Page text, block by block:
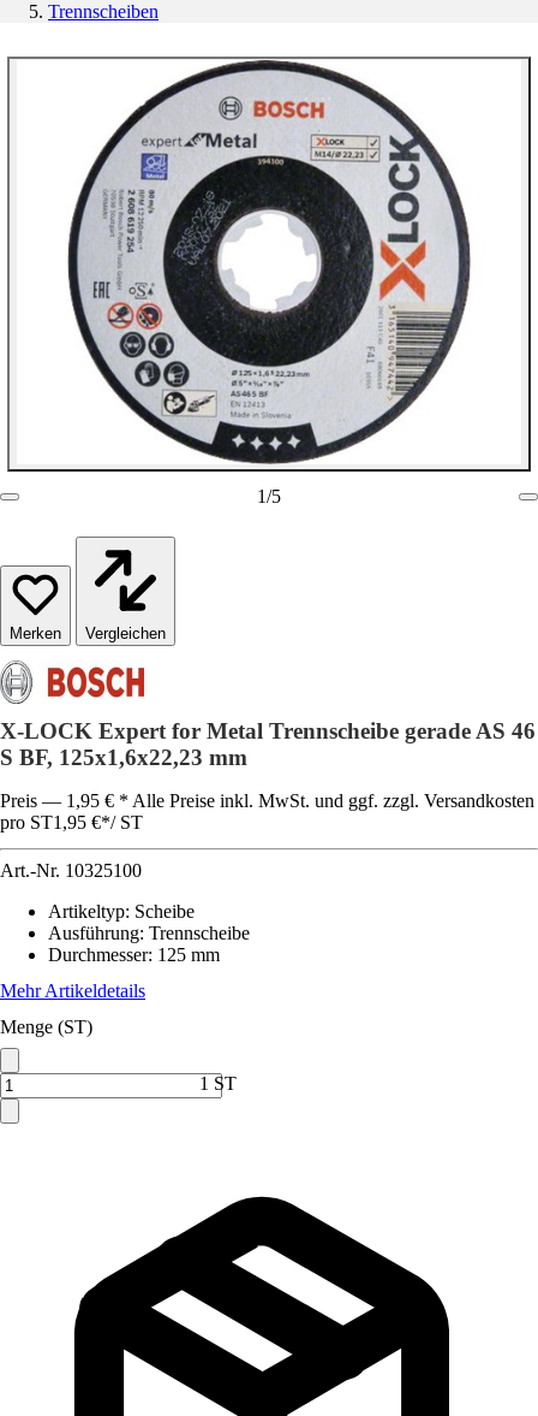
Trennscheiben
1/5
Vergleichen
X-LOCK Expert for Metal Trennscheibe gerade AS 46
S BF, 125x1,6x22,23 mm
Preis — 1,95 € * Alle Preise inkl. MwSt. und ggf. zzgl. Versandkosten
pro ST1,95 €*/ ST
Art.-Nr. 10325100
Artikeltyp: Scheibe
Ausführung: Trennscheibe
Durchmesser: 125 mm
Mehr Artikeldetails
Menge (ST)
1 ST